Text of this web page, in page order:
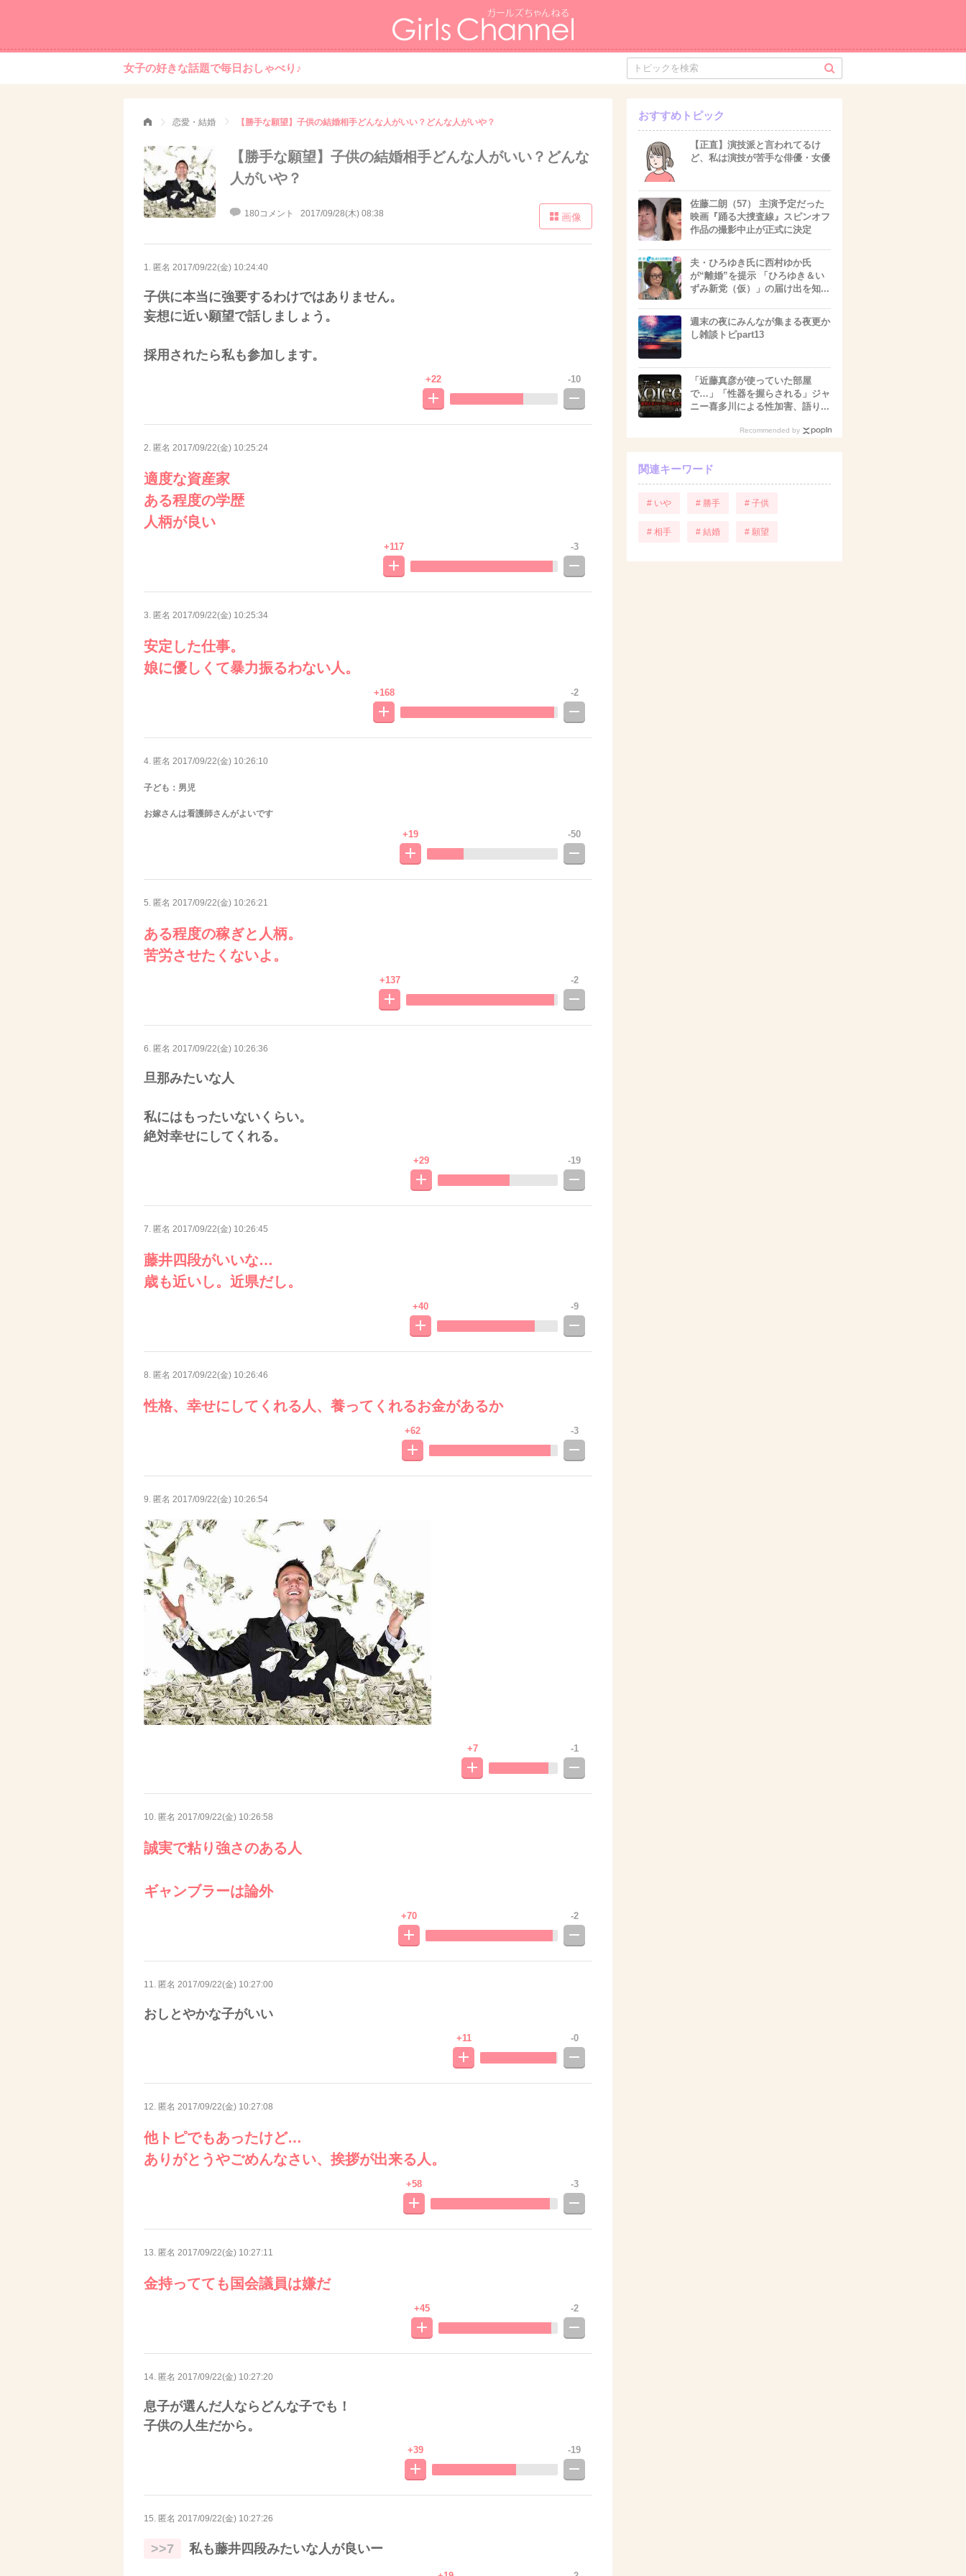
女子の好きな話題で毎日おしゃべり♪
恋愛・結婚 【勝手な願望】子供の結婚相手どんな人がいい？どんな人がいや？
【勝手な願望】子供の結婚相手どんな人がいい？どんな
人がいや？
180コメント 2017/09/28(木) 08:38 画像
1. 匿名 2017/09/22(金) 10:24:40
子供に本当に強要するわけではありません。
妄想に近い願望で話しましょう。
採用されたら私も参加します。
+22 -10
2. 匿名 2017/09/22(金) 10:25:24
適度な資産家
ある程度の学歴
人柄が良い
+117 -3
3. 匿名 2017/09/22(金) 10:25:34
安定した仕事。
娘に優しくて暴力振るわない人。
+168 -2
4. 匿名 2017/09/22(金) 10:26:10
子ども：男児
お嫁さんは看護師さんがよいです
+19 -50
5. 匿名 2017/09/22(金) 10:26:21
ある程度の稼ぎと人柄。
苦労させたくないよ。
+137 -2
6. 匿名 2017/09/22(金) 10:26:36
旦那みたいな人
私にはもったいないくらい。
絶対幸せにしてくれる。
+29 -19
7. 匿名 2017/09/22(金) 10:26:45
藤井四段がいいな…
歳も近いし。近県だし。
+40 -9
8. 匿名 2017/09/22(金) 10:26:46
性格、幸せにしてくれる人、養ってくれるお金があるか
+62 -3
9. 匿名 2017/09/22(金) 10:26:54
+7 -1
10. 匿名 2017/09/22(金) 10:26:58
誠実で粘り強さのある人
ギャンブラーは論外
+70 -2
11. 匿名 2017/09/22(金) 10:27:00
おしとやかな子がいい
+11 -0
12. 匿名 2017/09/22(金) 10:27:08
他トピでもあったけど…
ありがとうやごめんなさい、挨拶が出来る人。
+58 -3
13. 匿名 2017/09/22(金) 10:27:11
金持ってても国会議員は嫌だ
+45 -2
14. 匿名 2017/09/22(金) 10:27:20
息子が選んだ人ならどんな子でも！
子供の人生だから。
+39 -19
15. 匿名 2017/09/22(金) 10:27:26
>>7 私も藤井四段みたいな人が良いー
おすすめトピック
【正直】演技派と言われてるけ
ど、私は演技が苦手な俳優・女優
佐藤二朗（57） 主演予定だった
映画『踊る大捜査線』スピンオフ
作品の撮影中止が正式に決定
夫・ひろゆき氏に西村ゆか氏
が“離婚”を提示 「ひろゆき＆い
ずみ新党（仮）」の届け出を知...
週末の夜にみんなが集まる夜更か
し雑談トピpart13
「近藤真彦が使っていた部屋
で…」「性器を握らされる」ジャ
ニー喜多川による性加害、語り...
Recommended by
関連キーワード
# いや # 勝手 # 子供
# 相手 # 結婚 # 願望